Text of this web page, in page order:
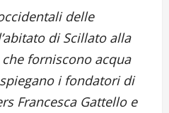
delle
di Scillato alla
forniscono acqua
i fondatori di
Francesca Gattello e